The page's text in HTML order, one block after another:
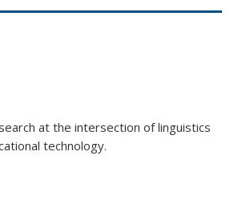
at the intersection of linguistics
technology.